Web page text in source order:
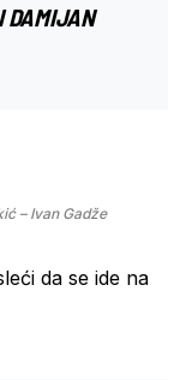
DAMIJAN
– Ivan Gadže
da se ide na